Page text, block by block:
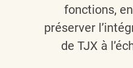
fonctions,
préserver
de TJX à